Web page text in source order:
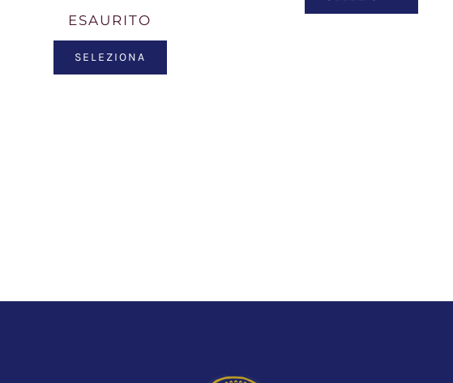
prezzo:
42,00 €
ESAURITO
SELEZIONA